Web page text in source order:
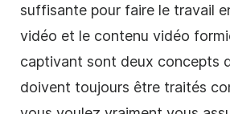
suffisante pour faire le travail
vidéo et le contenu vidéo
captivant sont deux concepts
doivent toujours être traités